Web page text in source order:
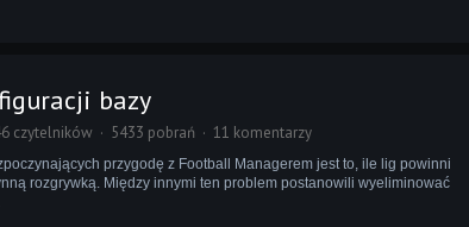
bazy
czytelników 5433 pobrań 11 komentarzy
przygodę z Football Managerem jest to, ile lig powinni
rozgrywką. Między innymi ten problem postanowili wyeliminować